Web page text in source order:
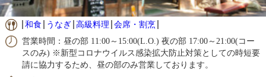
和食 うなぎ 高級料理 会席・割烹
営業時間：昼の部 11:00～15:00(L.O.) 夜の部 17:00～21:00(コー
スのみ) ※新型コロナウイルス感染拡大防止対策としての時短要
請に協力するため、昼の部のみ営業しております。